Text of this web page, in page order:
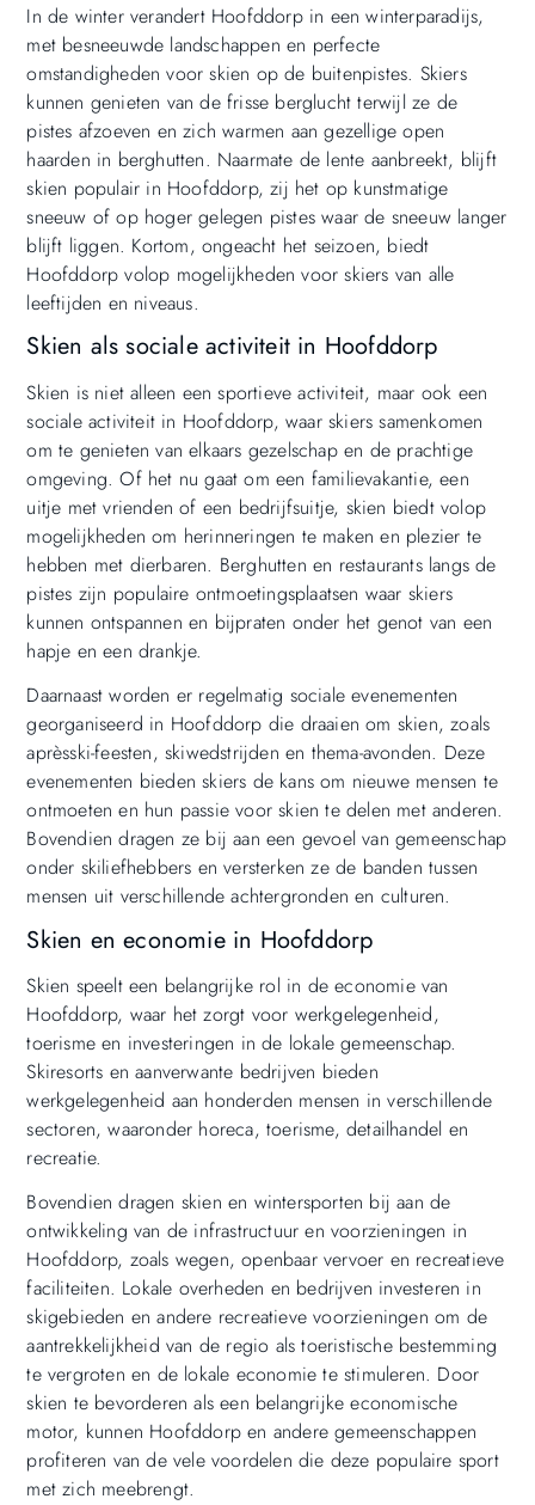
In de winter verandert Hoofddorp in een winterparadijs,
met besneeuwde landschappen en perfecte
omstandigheden voor skien op de buitenpistes. Skiers
kunnen genieten van de frisse berglucht terwijl ze de
pistes afzoeven en zich warmen aan gezellige open
haarden in berghutten. Naarmate de lente aanbreekt, blijft
skien populair in Hoofddorp, zij het op kunstmatige
sneeuw of op hoger gelegen pistes waar de sneeuw langer
blijft liggen. Kortom, ongeacht het seizoen, biedt
Hoofddorp volop mogelijkheden voor skiers van alle
leeftijden en niveaus.
Skien als sociale activiteit in Hoofddorp
Skien is niet alleen een sportieve activiteit, maar ook een
sociale activiteit in Hoofddorp, waar skiers samenkomen
om te genieten van elkaars gezelschap en de prachtige
omgeving. Of het nu gaat om een familievakantie, een
uitje met vrienden of een bedrijfsuitje, skien biedt volop
mogelijkheden om herinneringen te maken en plezier te
hebben met dierbaren. Berghutten en restaurants langs de
pistes zijn populaire ontmoetingsplaatsen waar skiers
kunnen ontspannen en bijpraten onder het genot van een
hapje en een drankje.
Daarnaast worden er regelmatig sociale evenementen
georganiseerd in Hoofddorp die draaien om skien, zoals
aprèsski-feesten, skiwedstrijden en thema-avonden. Deze
evenementen bieden skiers de kans om nieuwe mensen te
ontmoeten en hun passie voor skien te delen met anderen.
Bovendien dragen ze bij aan een gevoel van gemeenschap
onder skiliefhebbers en versterken ze de banden tussen
mensen uit verschillende achtergronden en culturen.
Skien en economie in Hoofddorp
Skien speelt een belangrijke rol in de economie van
Hoofddorp, waar het zorgt voor werkgelegenheid,
toerisme en investeringen in de lokale gemeenschap.
Skiresorts en aanverwante bedrijven bieden
werkgelegenheid aan honderden mensen in verschillende
sectoren, waaronder horeca, toerisme, detailhandel en
recreatie.
Bovendien dragen skien en wintersporten bij aan de
ontwikkeling van de infrastructuur en voorzieningen in
Hoofddorp, zoals wegen, openbaar vervoer en recreatieve
faciliteiten. Lokale overheden en bedrijven investeren in
skigebieden en andere recreatieve voorzieningen om de
aantrekkelijkheid van de regio als toeristische bestemming
te vergroten en de lokale economie te stimuleren. Door
skien te bevorderen als een belangrijke economische
motor, kunnen Hoofddorp en andere gemeenschappen
profiteren van de vele voordelen die deze populaire sport
met zich meebrengt.